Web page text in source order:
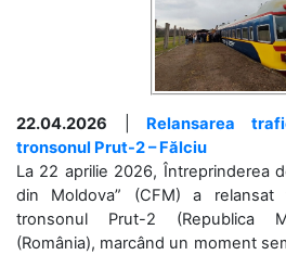
22.04.2026
Relansarea
tronsonul Prut-2 – Fălciu
La 22 aprilie 2026, Întreprinderea
din Moldova” (CFM) a relansat
tronsonul Prut-2 (Republica
(România), marcând un moment